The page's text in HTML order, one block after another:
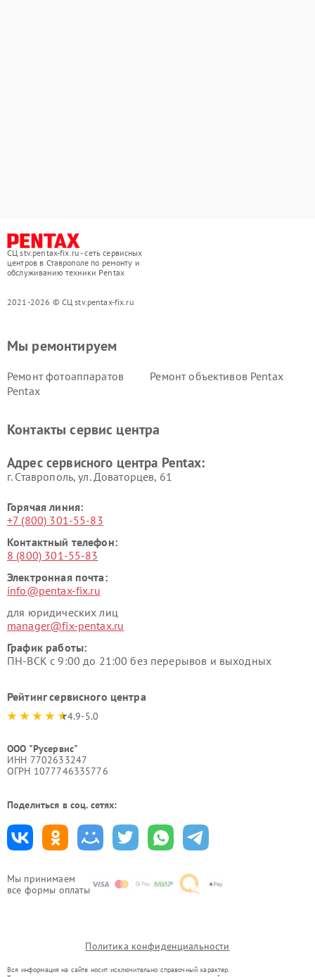
СЦ stv.pentax-fix.ru - сеть сервисных
центров в Ставрополе по ремонту и
обслуживанию техники Pentax
2021-2026 © СЦ stv.pentax-fix.ru
Мы принимаем
все формы оплаты
Мы ремонтируем
Ремонт фотоаппаратов
Pentax
Ремонт объективов Pentax
Контакты сервис центра
Адрес сервисного центра Pentax:
г. Ставрополь, ул. Доваторцев, 61
Горячая линия:
+7 (800) 301-55-83
Контактный телефон:
8 (800) 301-55-83
Электронная почта:
info@pentax-fix.ru
для юридических лиц
manager@fix-pentax.ru
График работы:
ПН-ВСК с 9:00 до 21:00 без перерывов и выходных
Рейтинг сервисного центра
4.9-5.0
ООО "Русервис"
ИНН 7702633247
ОГРН 1077746335776
Поделиться в соц. сетях:
Политика конфиденциальности
Вся информация на сайте носит исключительно справочный характер.